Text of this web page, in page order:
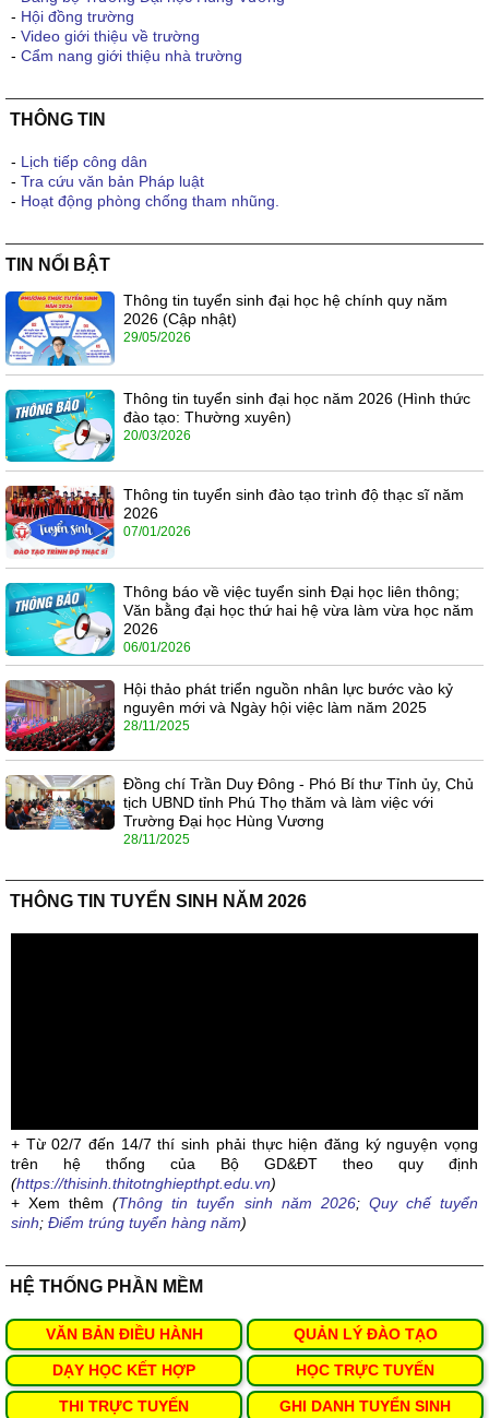
- Hội đồng trường
- Video giới thiệu về trường
- Cẩm nang giới thiệu nhà trường
THÔNG TIN
- Lịch tiếp công dân
- Tra cứu văn bản Pháp luật
- Hoạt động phòng chống tham nhũng.
TIN NỔI BẬT
Thông tin tuyển sinh đại học hệ chính quy năm
2026 (Cập nhật)
29/05/2026
Thông tin tuyển sinh đại học năm 2026 (Hình thức
đào tạo: Thường xuyên)
20/03/2026
Thông tin tuyển sinh đào tạo trình độ thạc sĩ năm
2026
07/01/2026
Thông báo về việc tuyển sinh Đại học liên thông;
Văn bằng đại học thứ hai hệ vừa làm vừa học năm
2026
06/01/2026
Hội thảo phát triển nguồn nhân lực bước vào kỷ
nguyên mới và Ngày hội việc làm năm 2025
28/11/2025
Đồng chí Trần Duy Đông - Phó Bí thư Tỉnh ủy, Chủ
tịch UBND tỉnh Phú Thọ thăm và làm việc với
Trường Đại học Hùng Vương
28/11/2025
THÔNG TIN TUYỂN SINH NĂM 2026
+ Từ 02/7 đến 14/7 thí sinh phải thực hiện đăng ký nguyện vọng
trên hệ thống của Bộ GD&ĐT theo quy định
(https://thisinh.thitotnghiepthpt.edu.vn)
+ Xem thêm(Thông tin tuyển sinh năm 2026; Quy chế tuyển
sinh; Điểm trúng tuyển hàng năm)
HỆ THỐNG PHẦN MỀM
VĂN BẢN ĐIỀU HÀNH QUẢN LÝ ĐÀO TẠO
DẠY HỌC KẾT HỢP HỌC TRỰC TUYẾN
THI TRỰC TUYẾN GHI DANH TUYỂN SINH